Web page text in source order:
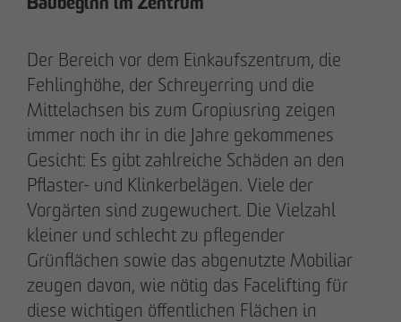
Der Bereich vor dem Einkaufszentrum, die
Fehlinghöhe, der Schreyerring und die
Mittelachsen bis zum Gropiusring zeigen
immer noch ihr in die Jahre gekommenes
Gesicht: Es gibt zahlreiche Schäden an den
Pflaster- und Klinkerbelägen. Viele der
Vorgärten sind zugewuchert. Die Vielzahl
kleiner und schlecht zu pflegender
Grünflächen sowie das abgenutzte Mobiliar
zeugen davon, wie nötig das Facelifting für
diese wichtigen öffentlichen Flächen in
DAS TEAM.
Pia-Alin Demirayakli
Abteilungsleiterin
Kommunikation & Marketing
pademirayakli @otto-wulff.de
+49 173 4928616